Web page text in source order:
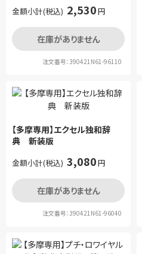
金額小計(税込) 2,530円
在庫がありません
注文番号：390421N61-96110
【多摩専用】エクセル独和辞
典 新装版
金額小計(税込) 3,080円
在庫がありません
注文番号：390421N61-96040